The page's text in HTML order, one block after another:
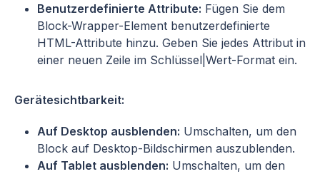
Benutzerdefinierte Attribute: Fügen Sie dem
Block-Wrapper-Element benutzerdefinierte
HTML-Attribute hinzu. Geben Sie jedes Attribut in
einer neuen Zeile im Schlüssel|Wert-Format ein.
Gerätesichtbarkeit:
Auf Desktop ausblenden: Umschalten, um den
Block auf Desktop-Bildschirmen auszublenden.
Auf Tablet ausblenden: Umschalten, um den